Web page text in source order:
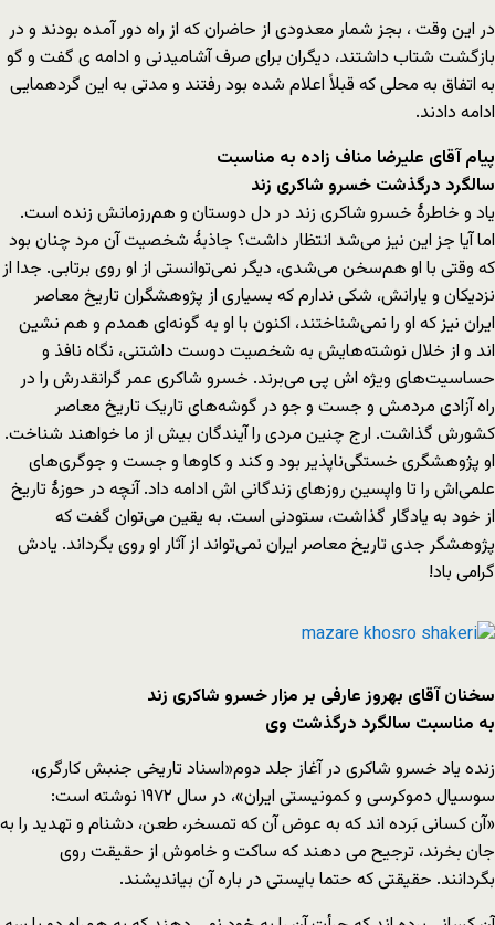
در این وقت ، بجز شمار معدودی از حاضران که از راه دور آمده بودند و در
بازگشت شتاب داشتند، دیگران برای صرف آشامیدنی و ادامه ی گفت و گو
به اتفاق به محلی که قبلاً اعلام شده بود رفتند و مدتی به این گردهمایی
ادامه دادند.
پیام آقای علیرضا مناف زاده به مناسبت
سالگرد درگذشت خسرو شاکری زند
یاد و خاطرۀ خسرو شاکری زند در دل دوستان و هم‌رزمانش زنده است.
اما آیا جز این نیز می‌شد انتظار داشت؟ جاذبۀ شخصیت آن مرد چنان بود
که وقتی با او هم‌سخن می‌شدی، دیگر نمی‌توانستی از او روی برتابی. جدا از
نزدیکان و یارانش، شکی ندارم که بسیاری از پژوهشگران تاریخ معاصر
ایران نیز که او را نمی‌شناختند، اکنون با او به گونه‌ای همدم و هم نشین
اند و از خلال نوشته‌هایش به شخصیت دوست داشتنی، نگاه نافذ و
حساسیت‌های ویژه اش پی می‌برند. خسرو شاکری عمر گرانقدرش را در
راه آزادی مردمش و جست و جو در گوشه‌های تاریک تاریخ معاصر
کشورش گذاشت. ارج چنین مردی را آیندگان بیش از ما خواهند شناخت.
او پژوهشگری خستگی‌ناپذیر بود و کند و کاو‌ها و جست و جوگری‌های
علمی‌اش را تا واپسین روزهای زندگانی اش ادامه داد. آنچه در حوزۀ تاریخ
از خود به یادگار گذاشت، ستودنی است. به یقین می‌توان گفت که
پژوهشگر جدی تاریخ معاصر ایران نمی‌تواند از آثار او روی بگرداند. یادش
گرامی باد!
سخنان آقای بهروز عارفی بر مزار خسرو شاکری زند
به مناسبت سالگرد درگذشت وی
زنده یاد خسرو شاکری در آغاز جلد دوم«اسناد تاریخی جنبش کارگری،
سوسیال دموکرسی و کمونیستی ایران»، در سال ۱۹۷۲ نوشته است:
«آن کسانی بَرده اند که به عوض آن که تمسخر، طعن، دشنام و تهدید را به
جان بخرند، ترجیح می دهند که ساکت و خاموش از حقیقت روی
بگردانند. حقیقتی که حتما بایستی در باره آن بیاندیشند.